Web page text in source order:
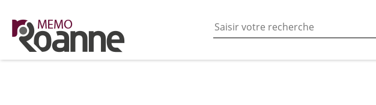
En poursuivant votre navigation sur ce site vous acceptez l’utilisation des
les fonctionnalités de partages de contenu sur les réseaux sociaux.